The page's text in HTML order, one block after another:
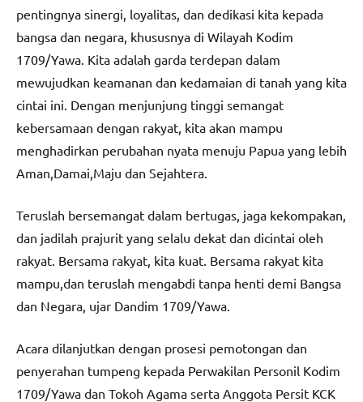
pentingnya sinergi, loyalitas, dan dedikasi kita kepada
bangsa dan negara, khususnya di Wilayah Kodim
1709/Yawa. Kita adalah garda terdepan dalam
mewujudkan keamanan dan kedamaian di tanah yang kita
cintai ini. Dengan menjunjung tinggi semangat
kebersamaan dengan rakyat, kita akan mampu
menghadirkan perubahan nyata menuju Papua yang lebih
Aman,Damai,Maju dan Sejahtera.
Teruslah bersemangat dalam bertugas, jaga kekompakan,
dan jadilah prajurit yang selalu dekat dan dicintai oleh
rakyat. Bersama rakyat, kita kuat. Bersama rakyat kita
mampu,dan teruslah mengabdi tanpa henti demi Bangsa
dan Negara, ujar Dandim 1709/Yawa.
Acara dilanjutkan dengan prosesi pemotongan dan
penyerahan tumpeng kepada Perwakilan Personil Kodim
1709/Yawa dan Tokoh Agama serta Anggota Persit KCK